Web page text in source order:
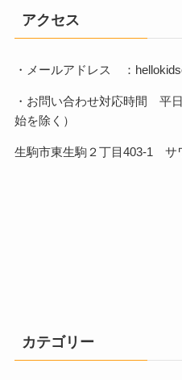
アクセス
・メールアドレス ：
・お問い合わせ対応時間 平
始を除く）
生駒市東生駒２丁目403-1 サ
カテゴリー